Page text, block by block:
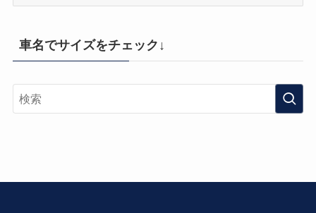
リ
探
車名でサイズをチェック↓